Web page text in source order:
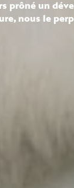
prôné un
nous le